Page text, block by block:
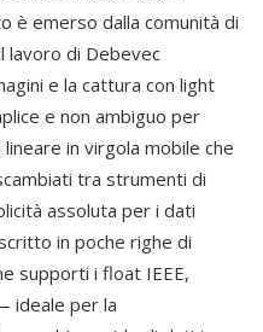
è emerso dalla comunità di
lavoro di Debevec
e la cattura con light
e non ambiguo per
in virgola mobile che
tra strumenti di
assoluta per i dati
in poche righe di
supporti i float IEEE,
ideale per la